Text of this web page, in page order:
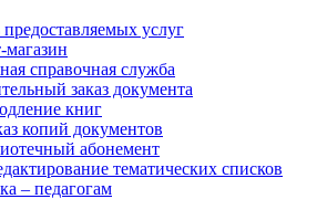
услуг
магазин
справочная служба
заказ документа
книг
копий документов
абонемент
тематических списков
– педагогам